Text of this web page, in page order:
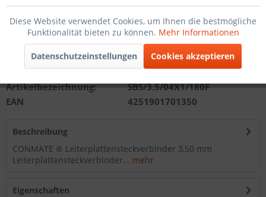
In den Warenkorb
Merken
Artikel-Nr.:
201121212104
Artikelbezeichnung:
SBS/3.5/04X1/180F
EAN
4251901701350
Beschreibung
CONMATE ® Leiterplattensteckverbinder 3,50 mm
Leiterplattensteckverbinder... mehr
Eigenschaften
Diese Website verwendet Cookies, um Ihnen die bestmögliche
Funktionalität bieten zu können. Mehr Informationen
Datenschutzeinstellungen Cookies akzeptieren